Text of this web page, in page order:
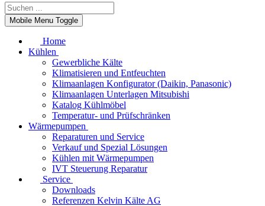
Mobile Menu Toggle
Home
Kühlen
Gewerbliche Kälte
Klimatisieren und Entfeuchten
Klimaanlagen Konfigurator (Daikin, Panasonic)
Klimaanlagen Unterlagen Mitsubishi
Katalog Kühlmöbel
Temperatur- und Prüfschränken
Wärmepumpen
Reparaturen und Service
Verkauf und Spezial Lösungen
Kühlen mit Wärmepumpen
IVT Steuerung Reparatur
Service
Downloads
Referenzen Kelvin Kälte AG